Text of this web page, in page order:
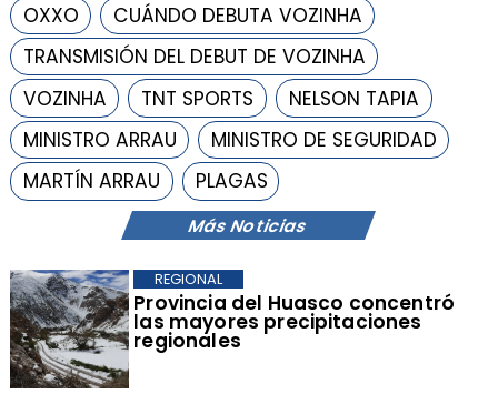
Más Noticias
Provincia del Huasco concentró
las mayores precipitaciones
regionales
REGIONAL
OXXO
CUÁNDO DEBUTA VOZINHA
TRANSMISIÓN DEL DEBUT DE VOZINHA
VOZINHA
TNT SPORTS
NELSON TAPIA
MINISTRO ARRAU
MINISTRO DE SEGURIDAD
MARTÍN ARRAU
PLAGAS